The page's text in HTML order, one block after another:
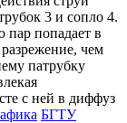
3 и сопло 4.
пар попадает в
чем
патрубку
с ней в диффуз
БГТУ